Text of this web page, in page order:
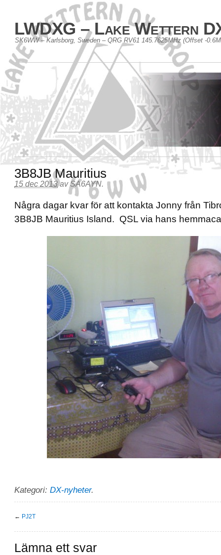
LWDXG – Lake Wettern
SK6WW – Karlsborg, Sweden – QRG RV61 145.7625MHz (Offset -
3B8JB Mauritius
15 dec 2013 avSA6AYN.
Några dagar kvar för att kontakta Jonny från
3B8JB Mauritius Island. QSL via hans
Kategori: DX-nyheter.
← PJ2T
Lämna ett svar